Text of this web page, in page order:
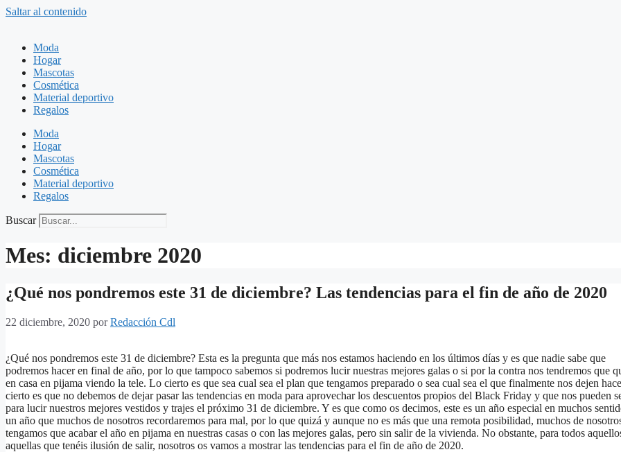
Saltar al contenido
Moda
Hogar
Mascotas
Cosmética
Material deportivo
Regalos
Moda
Hogar
Mascotas
Cosmética
Material deportivo
Regalos
Buscar
Mes: diciembre 2020
¿Qué nos pondremos este 31 de diciembre? Las tendencias para el fin de año de 2020
22 diciembre, 2020 porRedacción Cdl
¿Qué nos pondremos este 31 de diciembre? Esta es la pregunta que más nos estamos haciendo en los últimos días y es que nadie sabe que
podremos hacer en final de año, por lo que tampoco sabemos si podremos lucir nuestras mejores galas o si por la contra nos tendremos que
en casa en pijama viendo la tele. Lo cierto es que sea cual sea el plan que tengamos preparado o sea cual sea el que finalmente nos dejen
cierto es que no debemos de dejar pasar las tendencias en moda para aprovechar los descuentos propios del Black Friday y que nos pueden
para lucir nuestros mejores vestidos y trajes el próximo 31 de diciembre. Y es que como os decimos, este es un año especial en muchos
un año que muchos de nosotros recordaremos para mal, por lo que quizá y aunque no es más que una remota posibilidad, muchos de
tengamos que acabar el año en pijama en nuestras casas o con las mejores galas, pero sin salir de la vivienda. No obstante, para todos
aquellas que tenéis ilusión de salir, nosotros os vamos a mostrar las tendencias para el fin de año de 2020.